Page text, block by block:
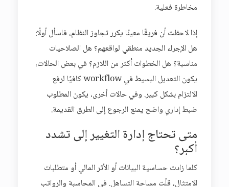
مخاطرة فعلية.
إذا لاحظت أن فريقًا معينًا يكرر تجاوز النظام، فاسأل أولًا:
هل الإجراء الجديد منطقي لواقعهم؟ هل الصلاحيات
مناسبة؟ هل الخطوات أكثر من اللازم؟ في بعض الحالات،
يكون التعديل البسيط في workflow كافيًا لرفع
الالتزام بشكل كبير. وفي حالات أخرى، يكون المطلوب
ضبط إداري واضح يمنع الرجوع إلى الطرق القديمة.
متى تحتاج إدارة التغيير إلى تشدد
أكبر؟
كلما زادت حساسية البيانات أو الأثر المالي أو متطلبات
الامتثال، قلّت مساحة التساهل. في المحاسبة والرواتب